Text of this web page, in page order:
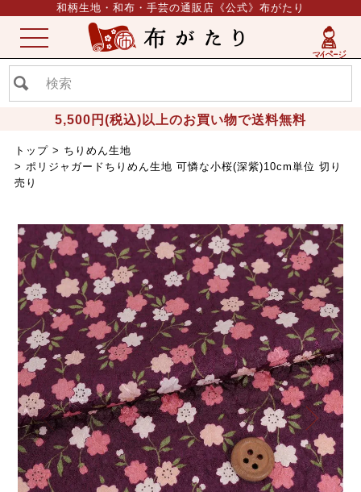
和柄生地・和布・手芸の通販店《公式》布がたり
5,500円(税込)以上のお買い物で送料無料
ME
NU
トップ
ちりめん生地
ポリジャガードちりめん生地 可憐な小桜(深紫)10cm単位 切り
売り